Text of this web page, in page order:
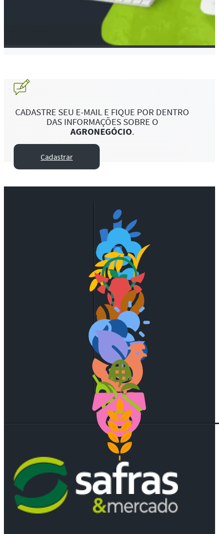
CADASTRE SEU E-MAIL E FIQUE POR DENTRO
DAS INFORMAÇÕES SOBRE O
AGRONEGÓCIO.
Cadastrar